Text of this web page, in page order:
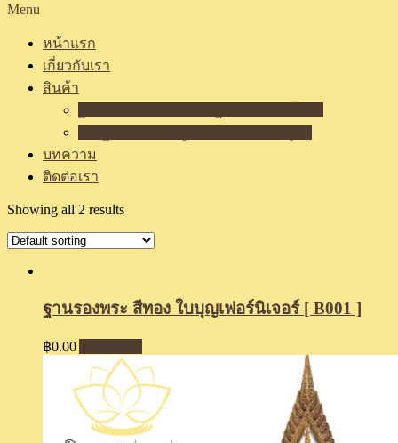
Menu
หน้าแรก
เกี่ยวกับเรา
สินค้า
บทความ
ติดต่อเรา
Showing all 2 results
ฐานรองพระ สีทอง ใบบุญเฟอร์นิเจอร์ [ B001 ]
฿0.00